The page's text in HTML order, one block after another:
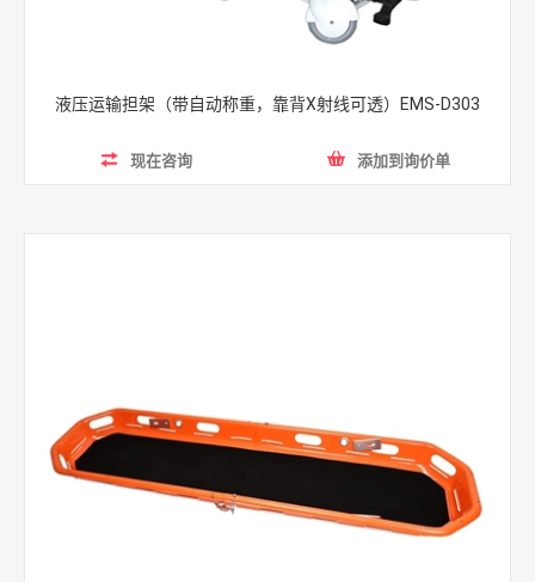
液压运输担架（带自动称重，靠背X射线可透）EMS-D303
现在咨询 添加到询价单